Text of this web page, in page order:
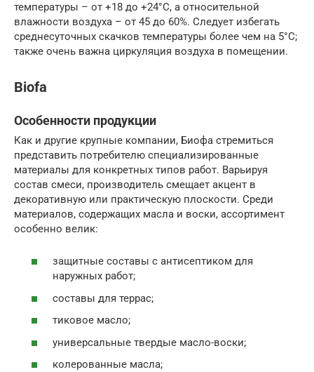
температуры – от +18 до +24°С, а относительной
влажности воздуха – от 45 до 60%. Следует избегать
среднесуточных скачков температуры более чем на 5°С;
также очень важна циркуляция воздуха в помещении.
Biofa
Особенности продукции
Как и другие крупные компании, Биофа стремиться
представить потребителю специализированные
материалы для конкретных типов работ. Варьируя
состав смеси, производитель смещает акцент в
декоративную или практическую плоскости. Среди
материалов, содержащих масла и воски, ассортимент
особенно велик:
защитные составы с антисептиком для
наружных работ;
составы для террас;
тиковое масло;
универсальные твердые масло-воски;
колерованные масла;